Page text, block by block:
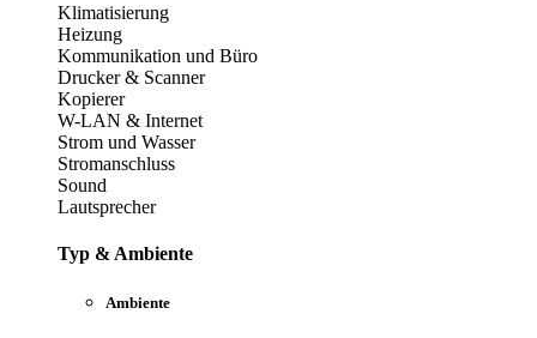
Klimatisierung
Heizung
Kommunikation und Büro
Drucker & Scanner
Kopierer
W-LAN & Internet
Strom und Wasser
Stromanschluss
Sound
Lautsprecher
Typ & Ambiente
Ambiente